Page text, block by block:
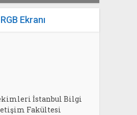
RGB Ekranı
İstanbul Bilgi
Fakültesi